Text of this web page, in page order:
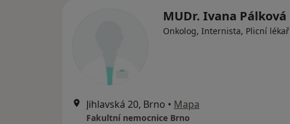
MUDr. Ivana Pálková
Onkolog, Internista, Plicní lékař
Jihlavská 20, Brno • Mapa
Fakultní nemocnice Brno